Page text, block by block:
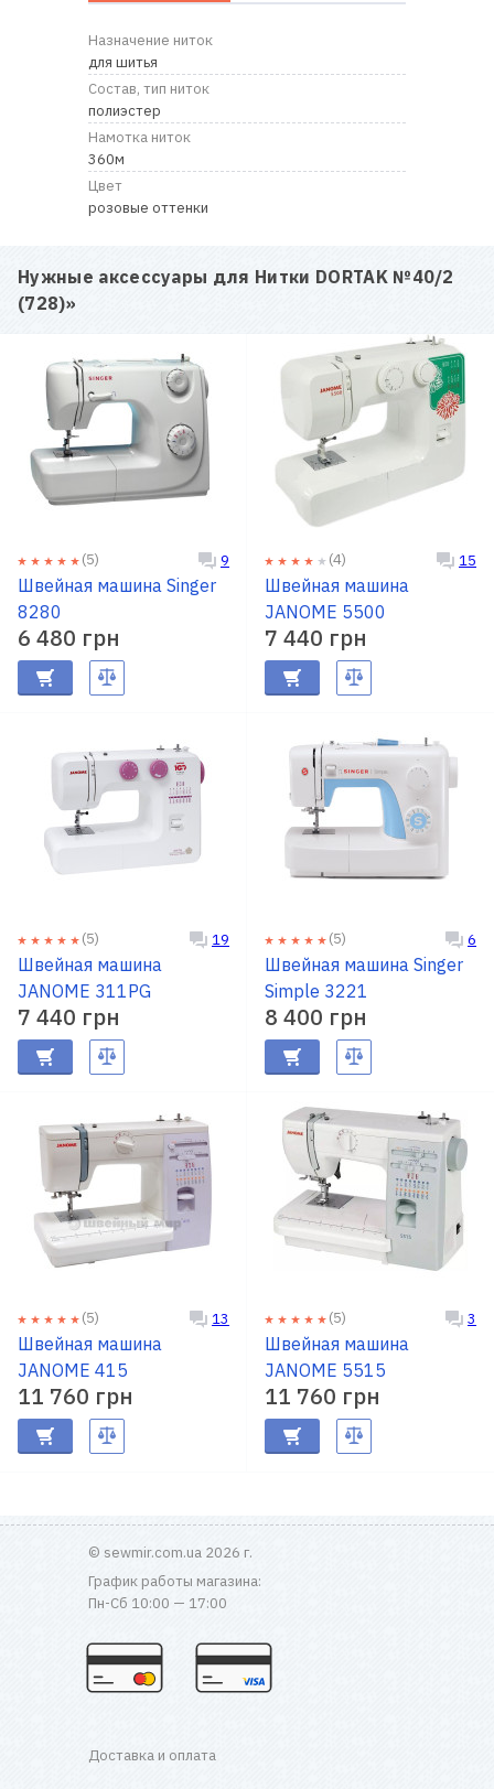
Назначение ниток
для шитья
Состав, тип ниток
полиэстер
Намотка ниток
360м
Цвет
розовые оттенки
Нужные аксессуары для Нитки DORTAK №40/2
(728)»
(5) 9
Швейная машина Singer
8280
6 480 грн
(4) 15
Швейная машина
JANOME 5500
7 440 грн
(5) 19
Швейная машина
JANOME 311PG
7 440 грн
(5) 6
Швейная машина Singer
Simple 3221
8 400 грн
(5) 13
Швейная машина
JANOME 415
11 760 грн
(5) 3
Швейная машина
JANOME 5515
11 760 грн
© sewmir.com.ua 2026 г.
График работы магазина:
Пн-Сб 10:00 — 17:00
Доставка и оплата